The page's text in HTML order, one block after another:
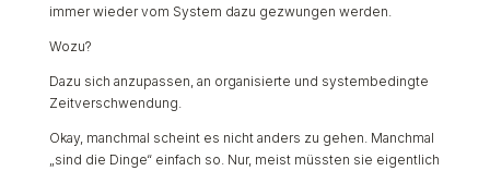
immer wieder vom System dazu gezwungen werden.
Wozu?
Dazu sich anzupassen, an organisierte und systembedingte
Zeitverschwendung.
Okay, manchmal scheint es nicht anders zu gehen. Manchmal
„sind die Dinge“ einfach so. Nur, meist müssten sie eigentlich